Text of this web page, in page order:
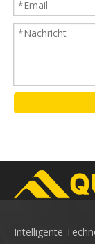
Intelligente